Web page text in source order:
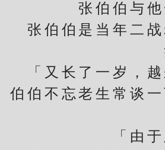
张伯伯与他一
张伯伯是当年二战
「又长了一岁，越
伯伯不忘老生常谈
「由于脚